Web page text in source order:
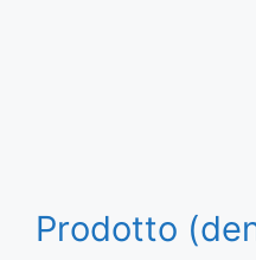
Prodotto